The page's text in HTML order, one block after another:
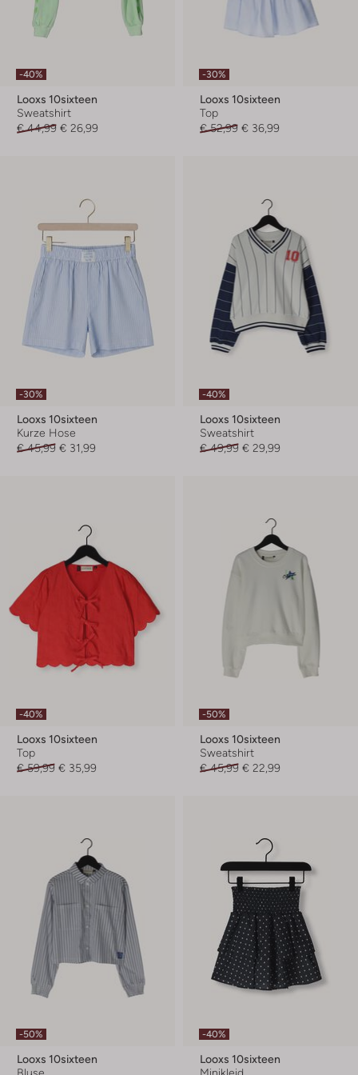
-40%
Looxs 10sixteen
Sweatshirt
€ 44,99 € 26,99
-30%
Looxs 10sixteen
Top
€ 52,99 € 36,99
-30%
Looxs 10sixteen
Kurze Hose
€ 45,99 € 31,99
-40%
Looxs 10sixteen
Sweatshirt
€ 49,99 € 29,99
-40%
Looxs 10sixteen
Top
€ 59,99 € 35,99
-50%
Looxs 10sixteen
Sweatshirt
€ 45,99 € 22,99
-50%
Looxs 10sixteen
Bluse
-40%
Looxs 10sixteen
Minikleid